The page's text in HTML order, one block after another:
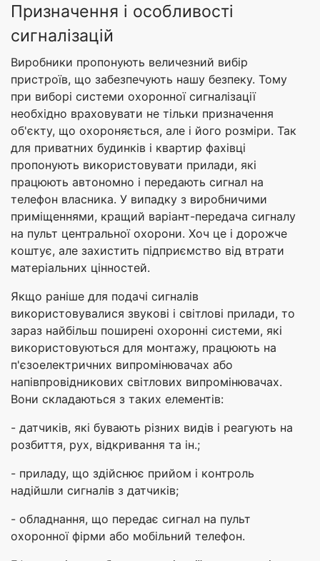
Призначення і особливості
сигналізацій
Виробники пропонують величезний вибір
пристроїв, що забезпечують нашу безпеку. Тому
при виборі системи охоронної сигналізації
необхідно враховувати не тільки призначення
об'єкту, що охороняється, але і його розміри. Так
для приватних будинків і квартир фахівці
пропонують використовувати прилади, які
працюють автономно і передають сигнал на
телефон власника. У випадку з виробничими
приміщеннями, кращий варіант-передача сигналу
на пульт центральної охорони. Хоч це і дорожче
коштує, але захистить підприємство від втрати
матеріальних цінностей.
Якщо раніше для подачі сигналів
використовувалися звукові і світлові прилади, то
зараз найбільш поширені охоронні системи, які
використовуються для монтажу, працюють на
п'єзоелектричних випромінювачах або
напівпровідникових світлових випромінювачах.
Вони складаються з таких елементів:
- датчиків, які бувають різних видів і реагують на
розбиття, рух, відкривання та ін.;
- приладу, що здійснює прийом і контроль
надійшли сигналів з датчиків;
- обладнання, що передає сигнал на пульт
охоронної фірми або мобільний телефон.